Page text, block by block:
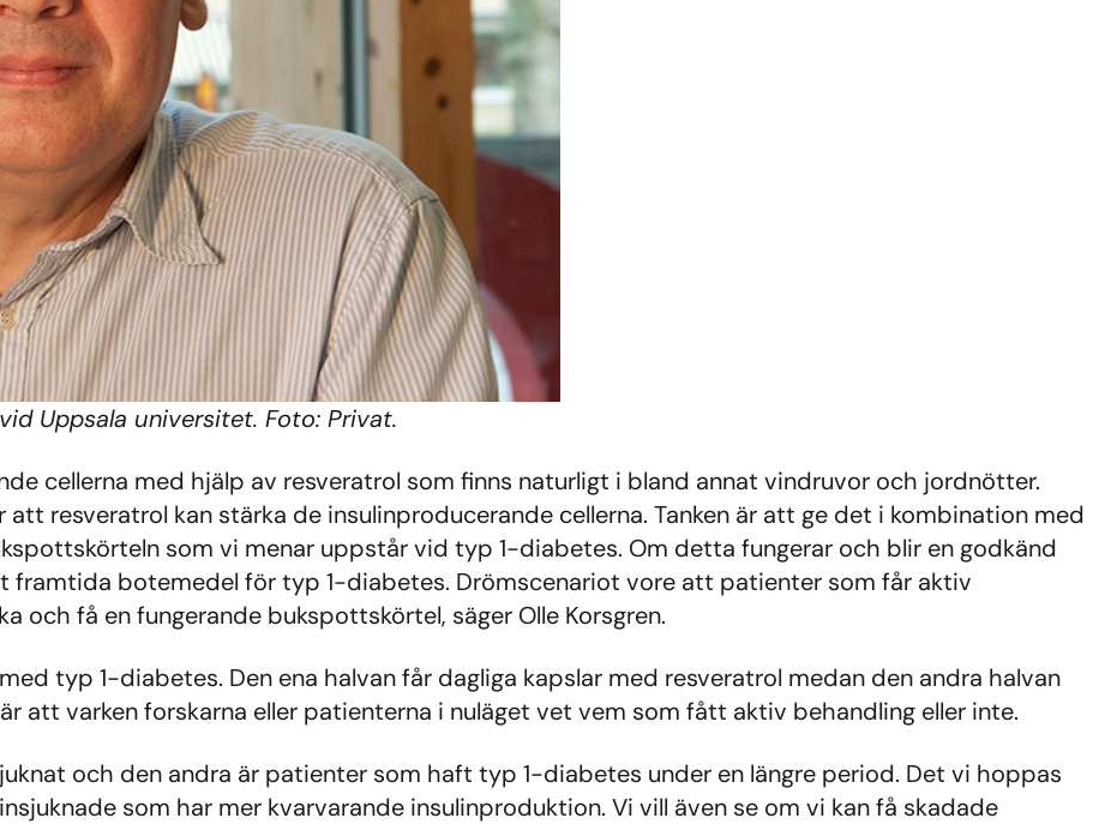
Uppsala universitet. Foto: Privat.
cellerna med hjälp av resveratrol som finns naturligt i bland annat vindruvor och jordnötter.
resveratrol kan stärka de insulinproducerande cellerna. Tanken är att ge det i kombination med
som vi menar uppstår vid typ 1-diabetes. Om detta fungerar och blir en godkänd
botemedel för typ 1-diabetes. Drömscenariot vore att patienter som får aktiv
och få en fungerande bukspottskörtel, säger Olle Korsgren.
typ 1-diabetes. Den ena halvan får dagliga kapslar med resveratrol medan den andra halvan
att varken forskarna eller patienterna i nuläget vet vem som fått aktiv behandling eller inte.
och den andra är patienter som haft typ 1-diabetes under en längre period. Det vi hoppas
som har mer kvarvarande insulinproduktion. Vi vill även se om vi kan få skadade